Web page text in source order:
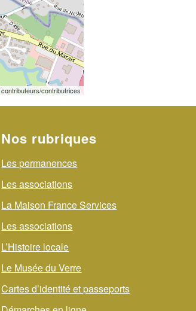
contributeurs/contributrices
Nos rubriques
Les permanences
Les associations
La Maison France Services
Les associations
L’Histoire locale
Le Musée du Verre
Cartes d’identité et passeports